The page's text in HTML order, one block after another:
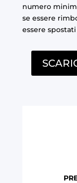
numero
se essere
essere spostati